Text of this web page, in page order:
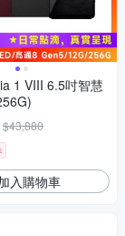
1 VIII 6.5吋智慧
$43,880
入購物車